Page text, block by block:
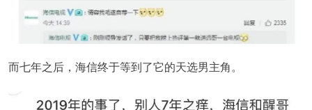
而七年之后，海信终于等到了它的天选男主角。